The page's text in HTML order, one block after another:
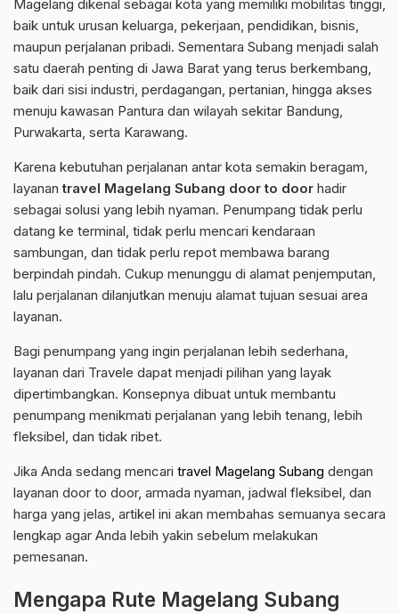
Magelang dikenal sebagai kota yang memiliki mobilitas tinggi,
baik untuk urusan keluarga, pekerjaan, pendidikan, bisnis,
maupun perjalanan pribadi. Sementara Subang menjadi salah
satu daerah penting di Jawa Barat yang terus berkembang,
baik dari sisi industri, perdagangan, pertanian, hingga akses
menuju kawasan Pantura dan wilayah sekitar Bandung,
Purwakarta, serta Karawang.
Karena kebutuhan perjalanan antar kota semakin beragam,
layanantravel Magelang Subang door to door hadir
sebagai solusi yang lebih nyaman. Penumpang tidak perlu
datang ke terminal, tidak perlu mencari kendaraan
sambungan, dan tidak perlu repot membawa barang
berpindah pindah. Cukup menunggu di alamat penjemputan,
lalu perjalanan dilanjutkan menuju alamat tujuan sesuai area
layanan.
Bagi penumpang yang ingin perjalanan lebih sederhana,
layanan dari Travele dapat menjadi pilihan yang layak
dipertimbangkan. Konsepnya dibuat untuk membantu
penumpang menikmati perjalanan yang lebih tenang, lebih
fleksibel, dan tidak ribet.
Jika Anda sedang mencari travel Magelang Subang dengan
layanan door to door, armada nyaman, jadwal fleksibel, dan
harga yang jelas, artikel ini akan membahas semuanya secara
lengkap agar Anda lebih yakin sebelum melakukan
pemesanan.
Mengapa Rute Magelang Subang